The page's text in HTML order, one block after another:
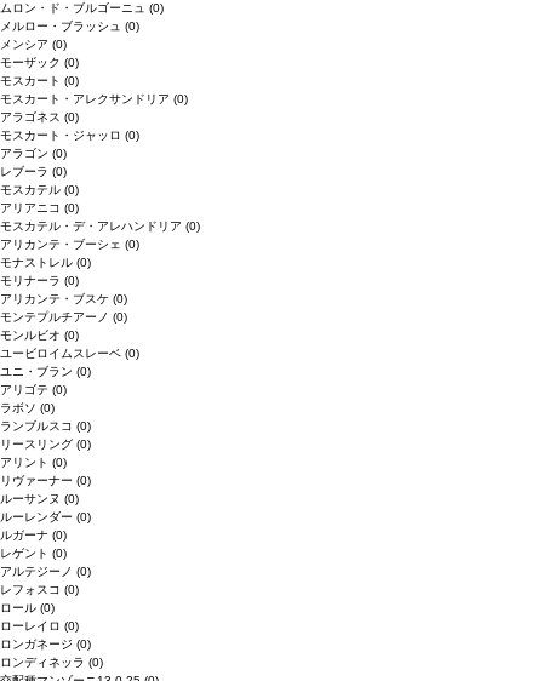
ムロン・ド・ブルゴーニュ (0)
メルロー・ブラッシュ (0)
メンシア (0)
モーザック (0)
モスカート (0)
モスカート・アレクサンドリア (0)
アラゴネス (0)
モスカート・ジャッロ (0)
アラゴン (0)
レブーラ (0)
モスカテル (0)
アリアニコ (0)
モスカテル・デ・アレハンドリア (0)
アリカンテ・ブーシェ (0)
モナストレル (0)
モリナーラ (0)
アリカンテ・ブスケ (0)
モンテプルチアーノ (0)
モンルビオ (0)
ユービロイムスレーベ (0)
ユニ・ブラン (0)
アリゴテ (0)
ラボソ (0)
ランブルスコ (0)
リースリング (0)
アリント (0)
リヴァーナー (0)
ルーサンヌ (0)
ルーレンダー (0)
ルガーナ (0)
レゲント (0)
アルテジーノ (0)
レフォスコ (0)
ロール (0)
ローレイロ (0)
ロンガネージ (0)
ロンディネッラ (0)